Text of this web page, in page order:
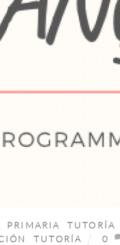
PRIMARIA TUTORÍA
,TUTORÍA 0